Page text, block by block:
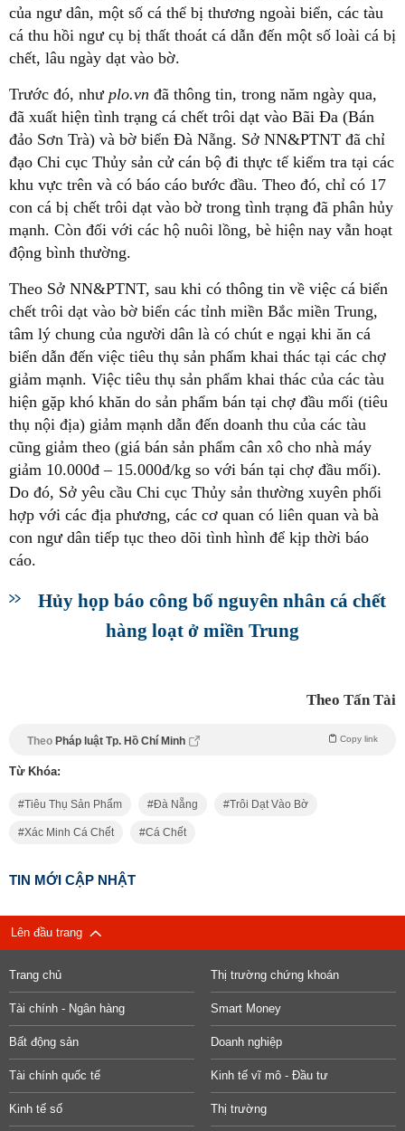
của ngư dân, một số cá thể bị thương ngoài biển, các tàu
cá thu hồi ngư cụ bị thất thoát cá dẫn đến một số loài cá bị
chết, lâu ngày dạt vào bờ.
Trước đó, như plo.vn đã thông tin, trong năm ngày qua,
đã xuất hiện tình trạng cá chết trôi dạt vào Bãi Đa (Bán
đảo Sơn Trà) và bờ biển Đà Nẵng. Sở NN&PTNT đã chỉ
đạo Chi cục Thủy sản cử cán bộ đi thực tế kiểm tra tại các
khu vực trên và có báo cáo bước đầu. Theo đó, chỉ có 17
con cá bị chết trôi dạt vào bờ trong tình trạng đã phân hủy
mạnh. Còn đối với các hộ nuôi lồng, bè hiện nay vẫn hoạt
động bình thường.
Theo Sở NN&PTNT, sau khi có thông tin về việc cá biển
chết trôi dạt vào bờ biển các tỉnh miền Bắc miền Trung,
tâm lý chung của người dân là có chút e ngại khi ăn cá
biển dẫn đến việc tiêu thụ sản phẩm khai thác tại các chợ
giảm mạnh. Việc tiêu thụ sản phẩm khai thác của các tàu
hiện gặp khó khăn do sản phẩm bán tại chợ đầu mối (tiêu
thụ nội địa) giảm mạnh dẫn đến doanh thu của các tàu
cũng giảm theo (giá bán sản phẩm cân xô cho nhà máy
giảm 10.000đ – 15.000đ/kg so với bán tại chợ đầu mối).
Do đó, Sở yêu cầu Chi cục Thủy sản thường xuyên phối
hợp với các địa phương, các cơ quan có liên quan và bà
con ngư dân tiếp tục theo dõi tình hình để kịp thời báo
cáo.
Hủy họp báo công bố nguyên nhân cá chết
hàng loạt ở miền Trung
Theo Tấn Tài
Theo Pháp luật Tp. Hồ Chí Minh Copy link
Từ Khóa:
Tiêu Thụ Sản Phẩm Đà Nẵng Trôi Dạt Vào Bờ
Xác Minh Cá Chết Cá Chết
TIN MỚI CẬP NHẬT
Lên đầu trang
Trang chủ Thị trường chứng khoán
Tài chính - Ngân hàng Smart Money
Bất động sản Doanh nghiệp
Tài chính quốc tế Kinh tế vĩ mô - Đầu tư
Kinh tế số Thị trường